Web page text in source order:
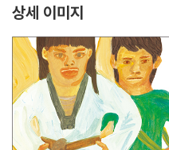
상세 이미지